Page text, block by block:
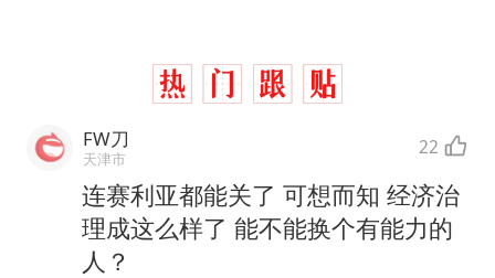
FW刀
天津市 22
连赛利亚都能关了 可想而知 经济治
理成这么样了 能不能换个有能力的
人？